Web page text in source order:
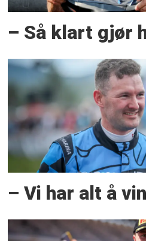
– Så klart gjør
– Vi har alt å